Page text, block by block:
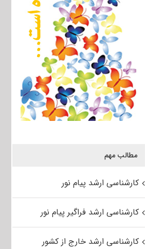
مطالب مهم
کارشناسی ارشد پیام نور
کارشناسی ارشد فراگیر پیام نور
کارشناسی ارشد خارج از کشور